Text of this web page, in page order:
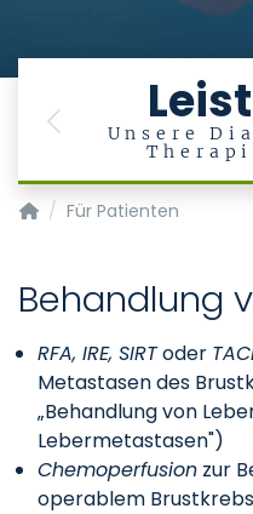
Unsere
Previous
Klinik für Diagnostische
Für Patienten
Behandlung
RFA, IRE, SIRToder
Metastasen des
„Behandlung von
Lebermetastasen")
Chemoperfusion zur
operablem